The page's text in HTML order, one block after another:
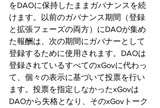
をDAOに保持したままガバナンスを続
けます。以前のガバナンス期間（登録
と拡張フェーズの両方）にDAOが集め
た報酬は、次の期間にガバナーとして
登録するために使用されます。DAOは
登録されているすべてのxGovに代わっ
て、個々の表示に基づいて投票を行い
ます。投票を指定しなかったxGovは
DAOから失格となり、そのxGovトーク